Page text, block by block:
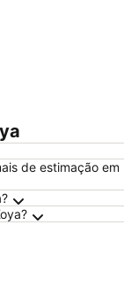
de estimação em